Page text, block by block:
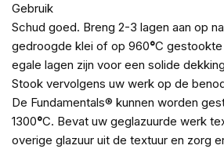
Gebruik
Schud goed. Breng 2-3 lagen aan op
gedroogde klei of op 960°C gestookte
egale lagen zijn voor een solide
Stook vervolgens uw werk op de
De Fundamentals® kunnen worden
1300°C. Bevat uw geglazuurde werk
overige glazuur uit de textuur en zorg